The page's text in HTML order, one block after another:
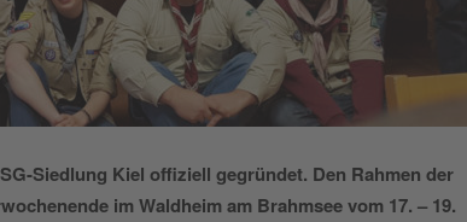
Siedlung Kiel offiziell gegründet. Den Rahmen der
im Waldheim am Brahmsee vom 17. – 19.